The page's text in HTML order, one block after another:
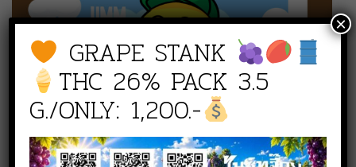
GRAPE STANK
THC 26% PACK 3.5
G./ONLY: 1,200.-
×